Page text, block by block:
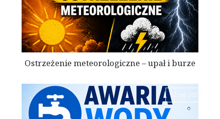
Ostrzeżenie meteorologiczne – upał i burze
02 sie 2026